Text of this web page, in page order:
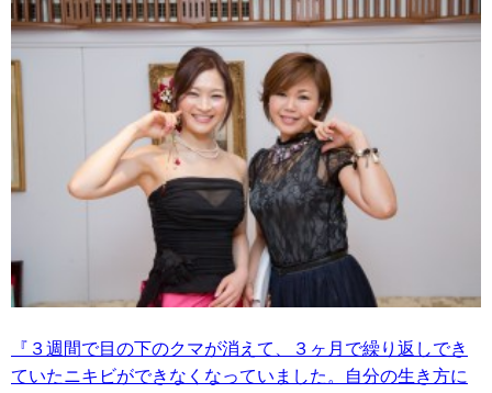
『３週間で目の下のクマが消えて、３ヶ月で繰り返しでき
ていたニキビができなくなっていました。自分の生き方に